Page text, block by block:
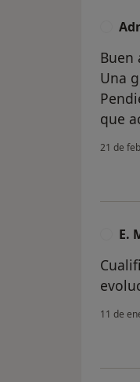
Buen
Una
que
21 de
E.
11 de